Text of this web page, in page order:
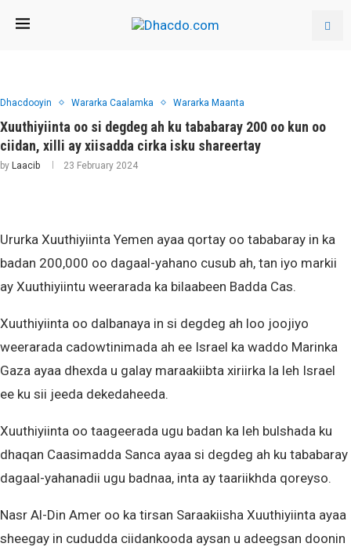
Dhacdooyin Wararka Caalamka Wararka Maanta
Xuuthiyiinta oo si degdeg ah ku tababaray 200 oo kun oo
ciidan, xilli ay xiisadda cirka isku shareertay
by Laacib 23 February 2024
Ururka Xuuthiyiinta Yemen ayaa qortay oo tababaray in ka
badan 200,000 oo dagaal-yahano cusub ah, tan iyo markii
ay Xuuthiyiintu weerarada ka bilaabeen Badda Cas.
Xuuthiyiinta oo dalbanaya in si degdeg ah loo joojiyo
weerarada cadowtinimada ah ee Israel ka waddo Marinka
Gaza ayaa dhexda u galay maraakiibta xiriirka la leh Israel
ee ku sii jeeda dekedaheeda.
Xuuthiyiinta oo taageerada ugu badan ka leh bulshada ku
dhaqan Caasimadda Sanca ayaa si degdeg ah ku tababaray
dagaal-yahanadii ugu badnaa, inta ay taariikhda qoreyso.
Nasr Al-Din Amer oo ka tirsan Saraakiisha Xuuthiyiinta ayaa
sheegay in cududda ciidankooda aysan u adeegsan doonin